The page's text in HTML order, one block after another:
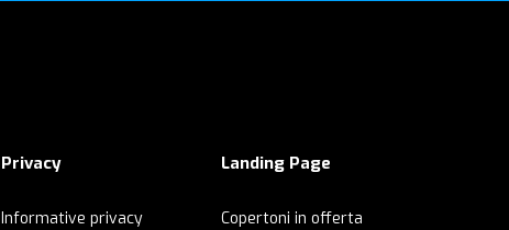
Privacy
Informative privacy
Landing Page
Copertoni in offerta